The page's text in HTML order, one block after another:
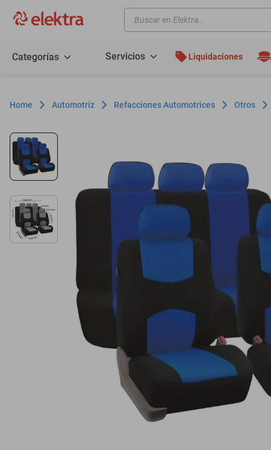
Buscar en Elektra...
Categorías Servicios Liquidaciones
Automotriz Refacciones Automotrices Otros
motos
lavadoras
colchones
salas